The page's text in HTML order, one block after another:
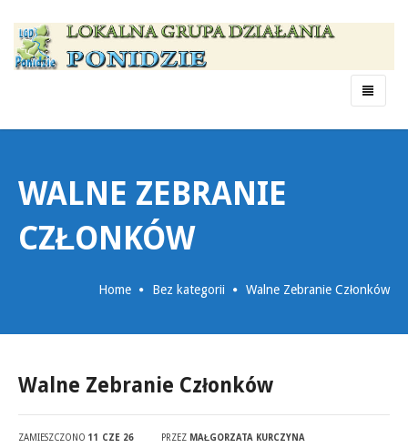
Menu
WALNE ZEBRANIE
CZŁONKÓW
Home Bez kategorii Walne Zebranie Członków
Walne Zebranie Członków
ZAMIESZCZONO 11 CZE 26 PRZEZ MAŁGORZATA KURCZYNA